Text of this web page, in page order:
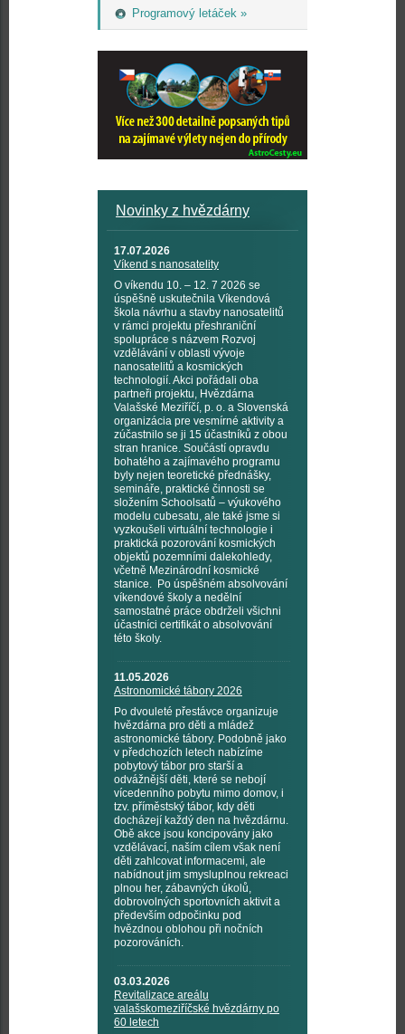
Programový letáček »
Novinky z hvězdárny
17.07.2026
Víkend s nanosatelity
O víkendu 10. – 12. 7 2026 se
úspěšně uskutečnila Víkendová
škola návrhu a stavby nanosatelitů
v rámci projektu přeshraniční
spolupráce s názvem Rozvoj
vzdělávání v oblasti vývoje
nanosatelitů a kosmických
technologií. Akci pořádali oba
partneři projektu, Hvězdárna
Valašské Meziříčí, p. o. a Slovenská
organizácia pre vesmírné aktivity a
zúčastnilo se ji 15 účastníků z obou
stran hranice. Součástí opravdu
bohatého a zajímavého programu
byly nejen teoretické přednášky,
semináře, praktické činnosti se
složením Schoolsatů – výukového
modelu cubesatu, ale také jsme si
vyzkoušeli virtuální technologie i
praktická pozorování kosmických
objektů pozemními dalekohledy,
včetně Mezinárodní kosmické
stanice. Po úspěšném absolvování
víkendové školy a nedělní
samostatné práce obdrželi všichni
účastníci certifikát o absolvování
této školy.
11.05.2026
Astronomické tábory 2026
Po dvouleté přestávce organizuje
hvězdárna pro děti a mládež
astronomické tábory. Podobně jako
v předchozích letech nabízíme
pobytový tábor pro starší a
odvážnější děti, které se nebojí
vícedenního pobytu mimo domov, i
tzv. příměstský tábor, kdy děti
docházejí každý den na hvězdárnu.
Obě akce jsou koncipovány jako
vzdělávací, naším cílem však není
děti zahlcovat informacemi, ale
nabídnout jim smysluplnou rekreaci
plnou her, zábavných úkolů,
dobrovolných sportovních aktivit a
především odpočinku pod
hvězdnou oblohou při nočních
pozorováních.
03.03.2026
Revitalizace areálu
valašskomeziříčské hvězdárny po
60 letech